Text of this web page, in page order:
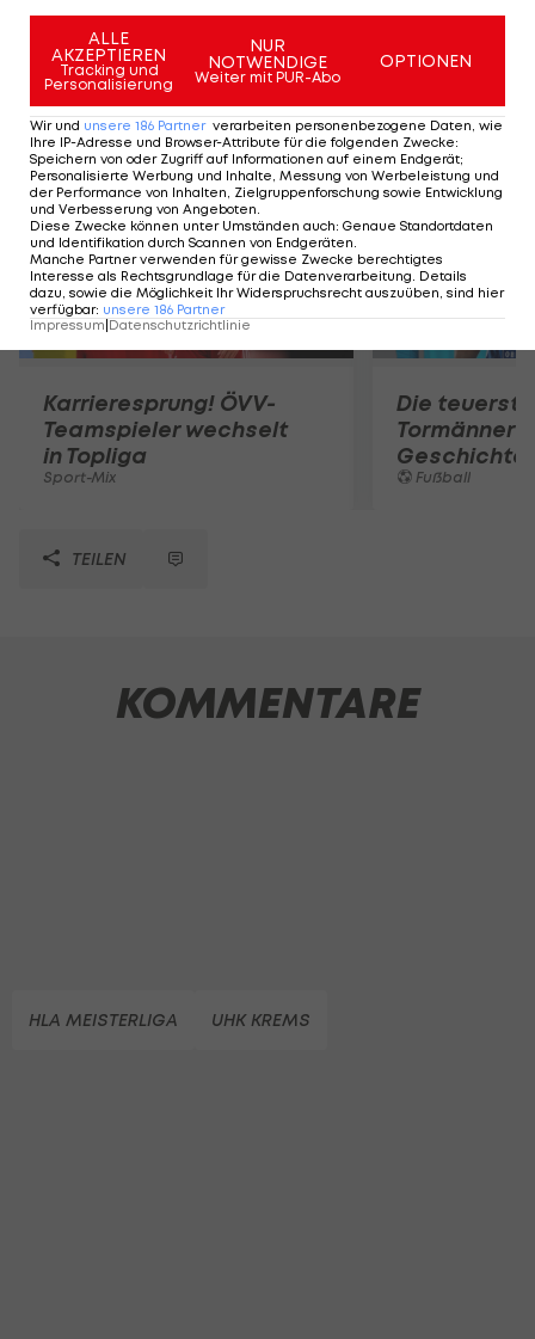
Krems rückt Bregenz (ein Spiel weniger) auf einen
Punkt heran.
Mehr zum Thema
Karrieresprung! ÖVV-
Teamspieler wechselt
in Topliga
Sport-Mix
Die
Tormänner
Geschichte
Fußball
TEILEN
KOMMENTARE
HLA MEISTERLIGA UHK KREMS
ALLE
AKZEPTIEREN
Tracking und
Personalisierung
NUR
NOTWENDIGE
Weiter mit PUR-Abo
OPTIONEN
Wir und unsere 186 Partner verarbeiten personenbezogene Daten, wie
Ihre IP-Adresse und Browser-Attribute für die folgenden Zwecke:
Speichern von oder Zugriff auf Informationen auf einem Endgerät;
Personalisierte Werbung und Inhalte, Messung von Werbeleistung und
der Performance von Inhalten, Zielgruppenforschung sowie Entwicklung
und Verbesserung von Angeboten.
Diese Zwecke können unter Umständen auch: Genaue Standortdaten
und Identifikation durch Scannen von Endgeräten.
Manche Partner verwenden für gewisse Zwecke berechtigtes
Interesse als Rechtsgrundlage für die Datenverarbeitung. Details
dazu, sowie die Möglichkeit Ihr Widerspruchsrecht auszuüben, sind hier
verfügbar: unsere 186 Partner
Impressum Datenschutzrichtlinie